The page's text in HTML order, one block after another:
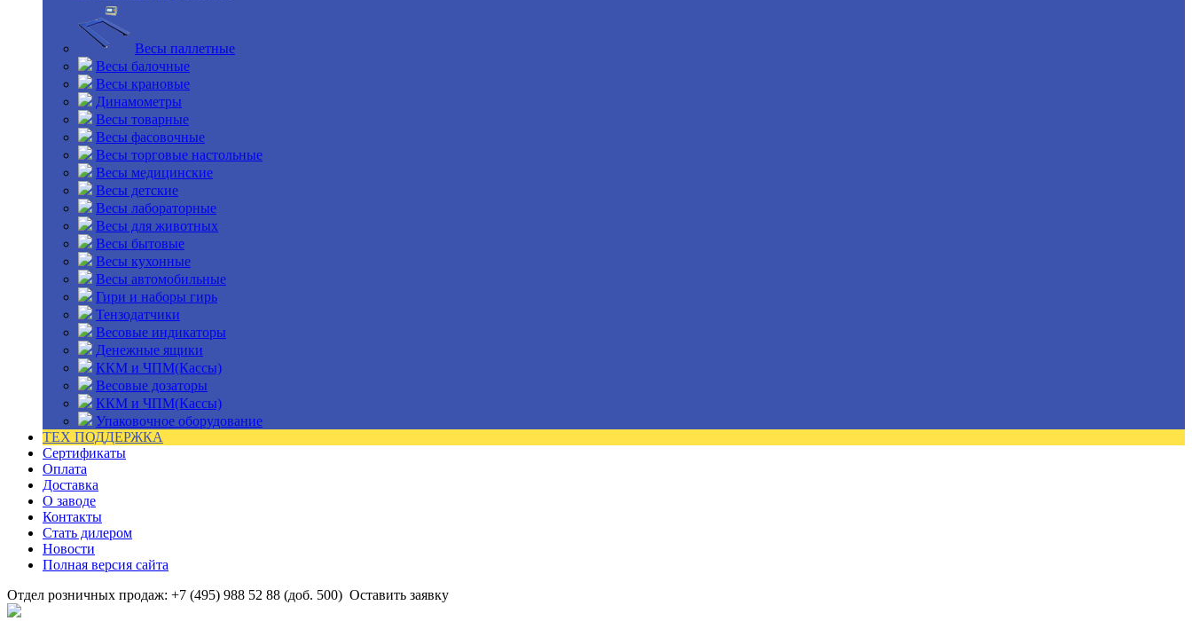
Весы паллетные
Весы балочные
Весы крановые
Динамометры
Весы товарные
Весы фасовочные
Весы торговые настольные
Весы медицинские
Весы детские
Весы лабораторные
Весы для животных
Весы бытовые
Весы кухонные
Весы автомобильные
Гири и наборы гирь
Тензодатчики
Весовые индикаторы
Денежные ящики
ККМ и ЧПМ(Кассы)
Весовые дозаторы
ККМ и ЧПМ(Кассы)
Упаковочное оборудование
ТЕХ ПОДДЕРЖКА
Сертификаты
Оплата
Доставка
О заводе
Контакты
Стать дилером
Новости
Полная версия сайта
Отдел розничных продаж: +7 (495) 988 52 88 (доб. 500) Оставить заявку